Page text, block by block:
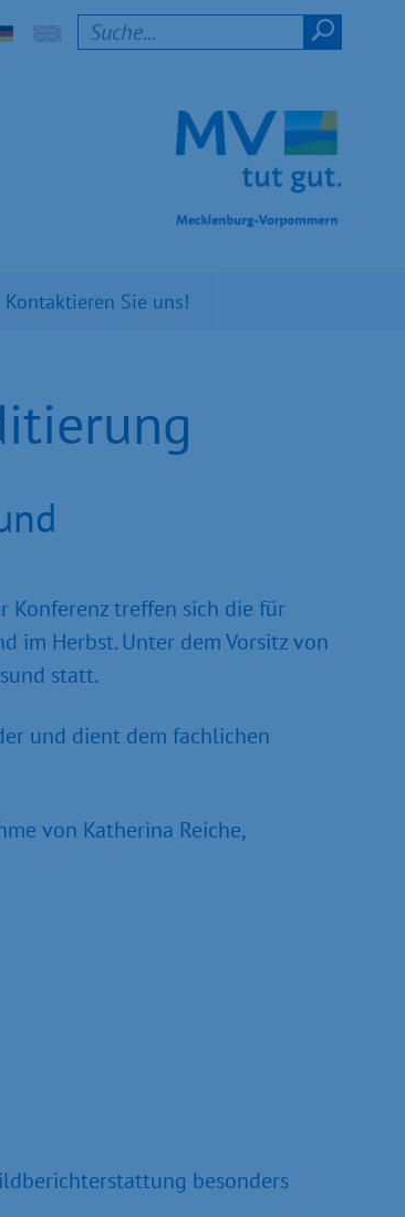
Kontaktieren Sie uns!
Konferenz treffen sich die für
im Herbst. Unter dem Vorsitz von
statt.
und dient dem fachlichen
von Katherina Reiche,
besonders